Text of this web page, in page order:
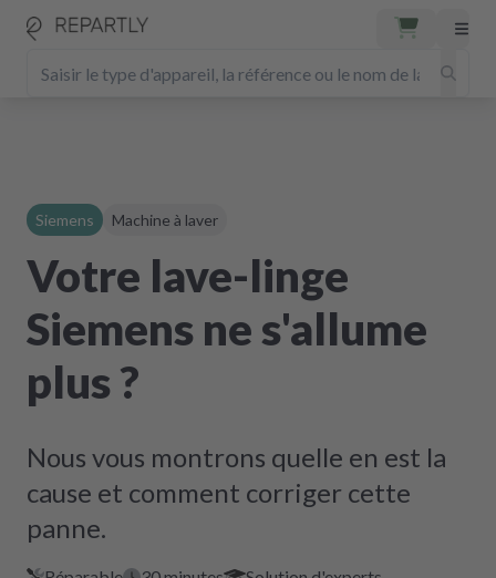
Siemens Machine à laver
Votre lave-linge
Siemens ne s'allume
plus ?
Nous vous montrons quelle en est la
cause et comment corriger cette
panne.